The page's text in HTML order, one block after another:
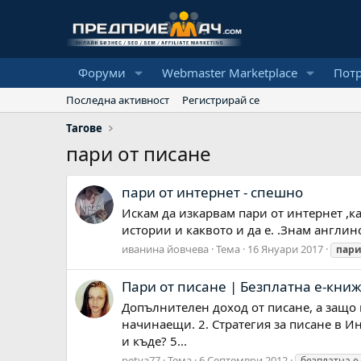
Форуми Webmaster Marketplace
Последна активност
Регистрирай се
Тагове
пари от писане
пари от интернет - спешно
Искам да изкарвам пари от интернет
истории и каквото и да е. .Знам
иванина йовчева Тема 16 Януари 2017 пари
Пари от писане | Безплатна е-
Допълнителен доход от писане, а
начинаещи. 2. Стратегия за писане в
и къде? 5...